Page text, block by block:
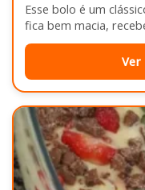
Esse bolo é um
fica bem macia,
Ver